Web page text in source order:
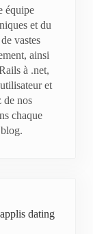
équipe
et du
vastes
ainsi
à .net,
et
de nos
chaque
dating